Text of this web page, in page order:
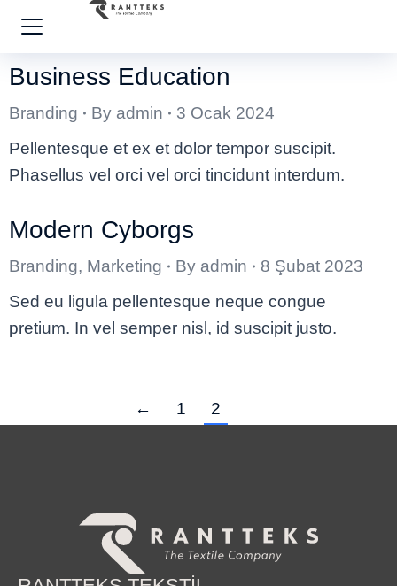
Business Education
Branding By admin
3 Ocak 2024
Pellentesque et ex et dolor tempor suscipit.
Phasellus vel orci vel orci tincidunt interdum.
Modern Cyborgs
Branding, Marketing By admin
8 Şubat 2023
Sed eu ligula pellentesque neque congue
pretium. In vel semper nisl, id suscipit justo.
← 1 2